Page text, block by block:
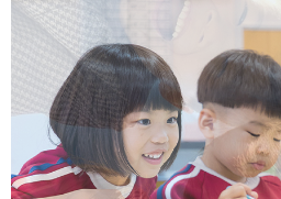
防災について
入園のご案内
園のブログ
つくしグループ